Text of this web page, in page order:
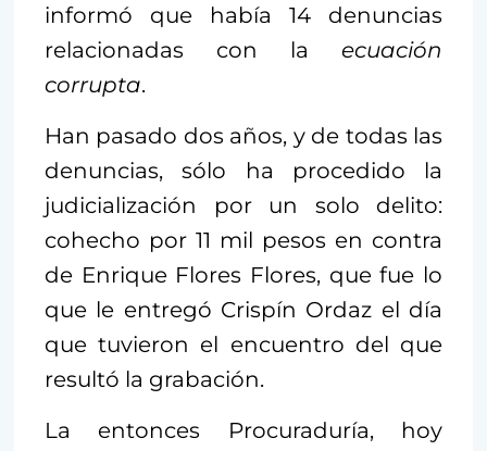
informó que había 14 denuncias
relacionadas con la ecuación
corrupta.
Han pasado dos años, y de todas las
denuncias, sólo ha procedido la
judicialización por un solo delito:
cohecho por 11 mil pesos en contra
de Enrique Flores Flores, que fue lo
que le entregó Crispín Ordaz el día
que tuvieron el encuentro del que
resultó la grabación.
La entonces Procuraduría, hoy